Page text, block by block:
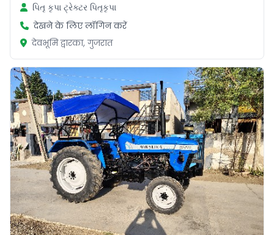
પિતૃ કૃપા ટ્રેક્ટર પિતૃકૃપા
देखने के लिए लॉगिन करें
देवभूमि द्वारका, गुजरात